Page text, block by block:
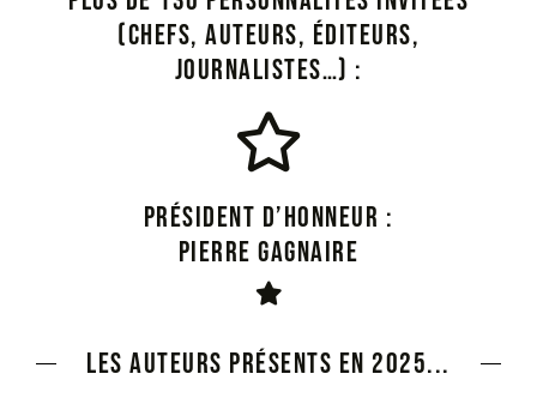
(chefs, auteurs, éditeurs,
journalistes…) :
Président d’honneur :
PIERRE GAGNAIRE
Les auteurs présents en 2025...